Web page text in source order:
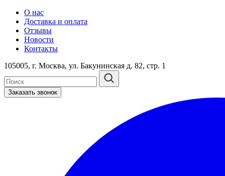
О нас
Доставка и оплата
Отзывы
Новости
Контакты
105005, г. Москва, ул. Бакунинская д. 82, стр. 1
Заказать звонок